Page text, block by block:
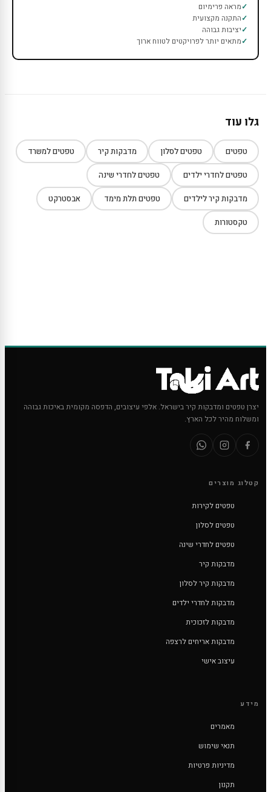
מראה פרימיום
התקנה מקצועית
יציבות גבוהה
מתאים יותר לפרויקטים לטווח ארוך
גלו עוד
טפטים טפטים לסלון מדבקות קיר טפטים למשרד
טפטים לחדרי ילדים טפטים לחדרי שינה
מדבקות קיר לילדים טפטים תלת מימד אבסטרקט
טקסטורות
יצרן טפטים ומדבקות קיר בישראל. אלפי עיצובים, הדפסה מקומית באיכות גבוהה
ומשלוח מהיר לכל הארץ.
קטלוג מוצרים
טפטים לקירות
טפטים לסלון
טפטים לחדרי שינה
מדבקות קיר
מדבקות קיר לסלון
מדבקות לחדרי ילדים
מדבקות לזכוכית
מדבקות אריחים לרצפה
עיצוב אישי
מידע
מאמרים
תנאי שימוש
מדיניות פרטיות
תקנון